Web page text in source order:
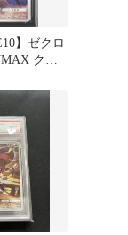
】ゼクロ
クラ